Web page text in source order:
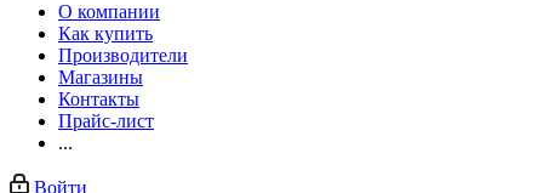
О компании
Как купить
Производители
Магазины
Контакты
Прайс-лист
...
Войти